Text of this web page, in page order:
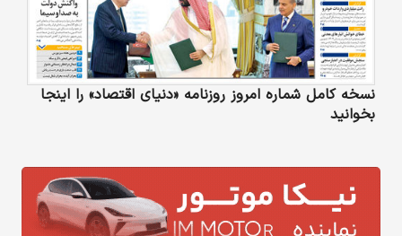
نسخه کامل شماره امروز روزنامه «دنیای‌ اقتصاد» را اینجا
بخوانید